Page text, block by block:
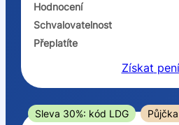
Po insolvenci
V hotovosti
ano
Hodnocení
Schvalovatelnost
Přeplatíte
Získat
Sleva 30%: kód LDG